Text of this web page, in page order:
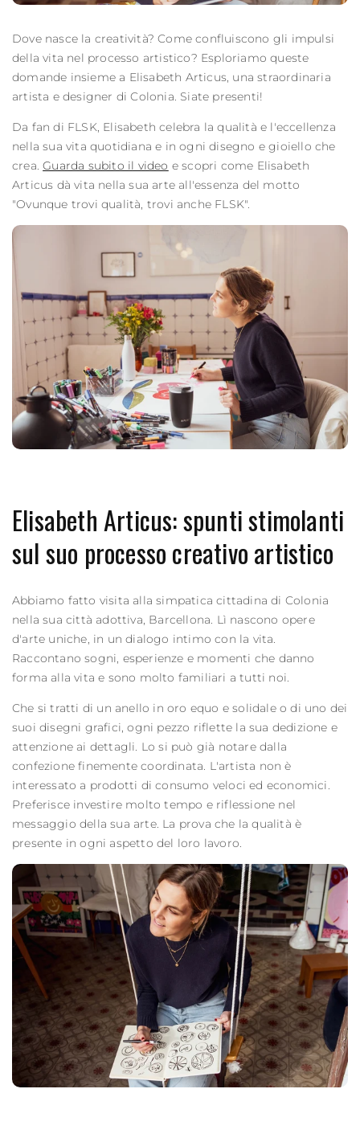
Dove nasce la creatività? Come confluiscono gli impulsi
della vita nel processo artistico? Esploriamo queste
domande insieme a Elisabeth Articus, una straordinaria
artista e designer di Colonia. Siate presenti!
Da fan di FLSK, Elisabeth celebra la qualità e l'eccellenza
nella sua vita quotidiana e in ogni disegno e gioiello che
crea.Guarda subito il video e scopri come Elisabeth
Articus dà vita nella sua arte all'essenza del motto
"Ovunque trovi qualità, trovi anche FLSK".
Elisabeth Articus: spunti stimolanti
sul suo processo creativo artistico
Abbiamo fatto visita alla simpatica cittadina di Colonia
nella sua città adottiva, Barcellona. Lì nascono opere
d'arte uniche, in un dialogo intimo con la vita.
Raccontano sogni, esperienze e momenti che danno
forma alla vita e sono molto familiari a tutti noi.
Che si tratti di un anello in oro equo e solidale o di uno dei
suoi disegni grafici, ogni pezzo riflette la sua dedizione e
attenzione ai dettagli. Lo si può già notare dalla
confezione finemente coordinata. L'artista non è
interessato a prodotti di consumo veloci ed economici.
Preferisce investire molto tempo e riflessione nel
messaggio della sua arte. La prova che la qualità è
presente in ogni aspetto del loro lavoro.